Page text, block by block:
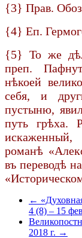
{3} Прав.
{4} Еп.
{5} То же
преп.
нѣкоей
себя, и
пустыню,
путь грѣха.
романѣ
въ переводѣ
←
4 (8) – 15
2018 г. →